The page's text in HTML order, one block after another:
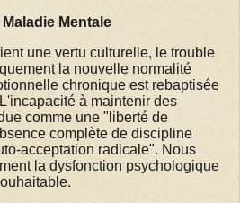
Mentale
une vertu culturelle, le trouble
la nouvelle normalité
chronique est rebaptisée
à maintenir des
comme une "liberté de
complète de discipline
acceptation radicale". Nous
la dysfonction psychologique